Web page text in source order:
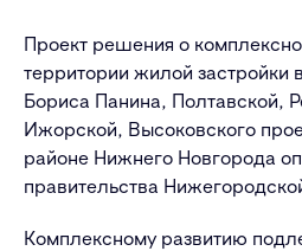
Проект решения о
территории жилой застройки
Бориса Панина, Полтавской,
Ижорской, Высоковского
районе Нижнего Новгорода
правительства
Комплексному развитию